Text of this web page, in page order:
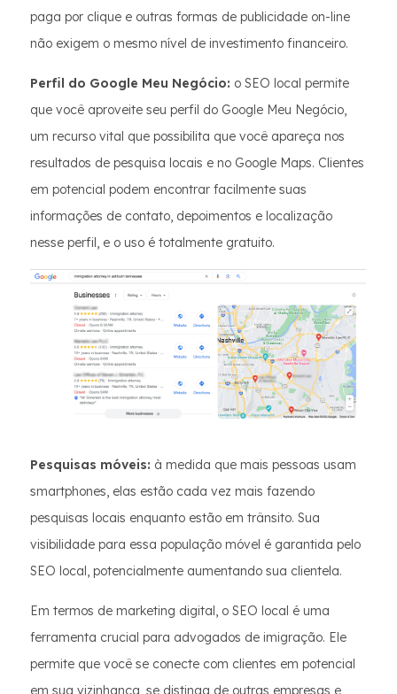
paga por clique e outras formas de publicidade on-line
não exigem o mesmo nível de investimento financeiro.
Perfil do Google Meu Negócio: o SEO local permite
que você aproveite seu perfil do Google Meu Negócio,
um recurso vital que possibilita que você apareça nos
resultados de pesquisa locais e no Google Maps. Clientes
em potencial podem encontrar facilmente suas
informações de contato, depoimentos e localização
nesse perfil, e o uso é totalmente gratuito.
Pesquisas móveis: à medida que mais pessoas usam
smartphones, elas estão cada vez mais fazendo
pesquisas locais enquanto estão em trânsito. Sua
visibilidade para essa população móvel é garantida pelo
SEO local, potencialmente aumentando sua clientela.
Em termos de marketing digital, o SEO local é uma
ferramenta crucial para advogados de imigração. Ele
permite que você se conecte com clientes em potencial
em sua vizinhança, se distinga de outras empresas e